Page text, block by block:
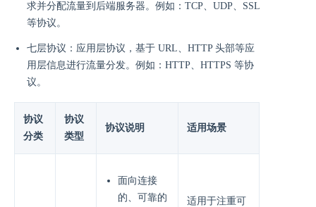
求并分配流量到后端服务器。例如：TCP、UDP、SSL
等协议。
七层协议：应用层协议，基于 URL、HTTP 头部等应
用层信息进行流量分发。例如：HTTP、HTTPS 等协
议。
协议
分类
协议
类型
协议说明 适用场景
面向连接
的、可靠的
适用于注重可